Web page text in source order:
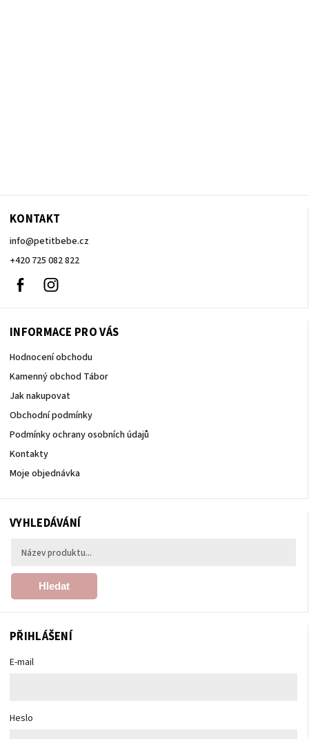
KONTAKT
info@petitbebe.cz
+420 725 082 822
Facebook
INFORMACE PRO VÁS
Hodnocení obchodu
Kamenný obchod Tábor
Jak nakupovat
Obchodní podmínky
Podmínky ochrany osobních údajů
Kontakty
Moje objednávka
VYHLEDÁVÁNÍ
Hledat
PŘIHLÁŠENÍ
E-mail
Heslo